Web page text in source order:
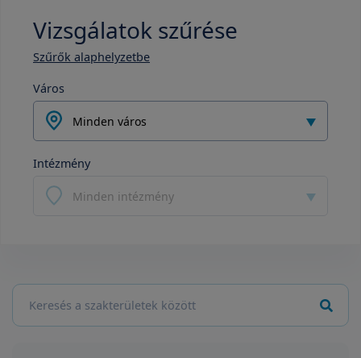
Vizsgálatok szűrése
Szűrők alaphelyzetbe
Város
Minden város
Intézmény
Minden intézmény